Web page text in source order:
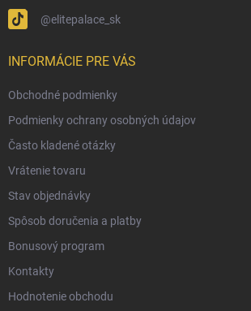
@elitepalace_sk
INFORMÁCIE PRE VÁS
Obchodné podmienky
Podmienky ochrany osobných údajov
Často kladené otázky
Vrátenie tovaru
Stav objednávky
Spôsob doručenia a platby
Bonusový program
Kontakty
Hodnotenie obchodu